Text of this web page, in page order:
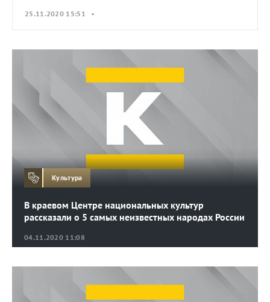
25.11.2020 15:51 •
04.11.2020 11:08
В краевом Центре национальных культур
рассказали о 5 самых неизвестных народах России
Культура